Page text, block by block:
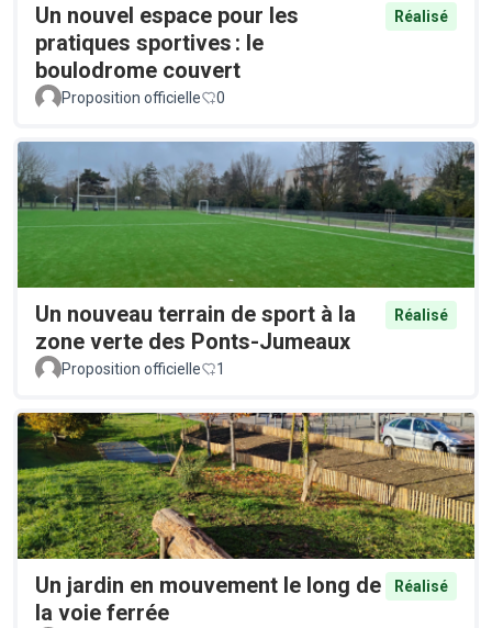
Un nouvel espace pour les
pratiques sportives : le
boulodrome couvert
Réalisé
Proposition officielle 0
Un nouveau terrain de sport à la
zone verte des Ponts-Jumeaux
Réalisé
Proposition officielle 1
Un jardin en mouvement le long de
la voie ferrée
Réalisé